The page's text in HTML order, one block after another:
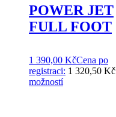
POWER JET
FULL FOOT
1 390,00 KčCena po
registraci: 1 320,50 Kč
možností